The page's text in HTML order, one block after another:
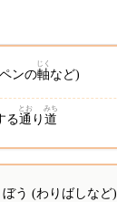
ンの軸
じく
など)
る通
とお
り道
みち
ぼう (わりばしなど)